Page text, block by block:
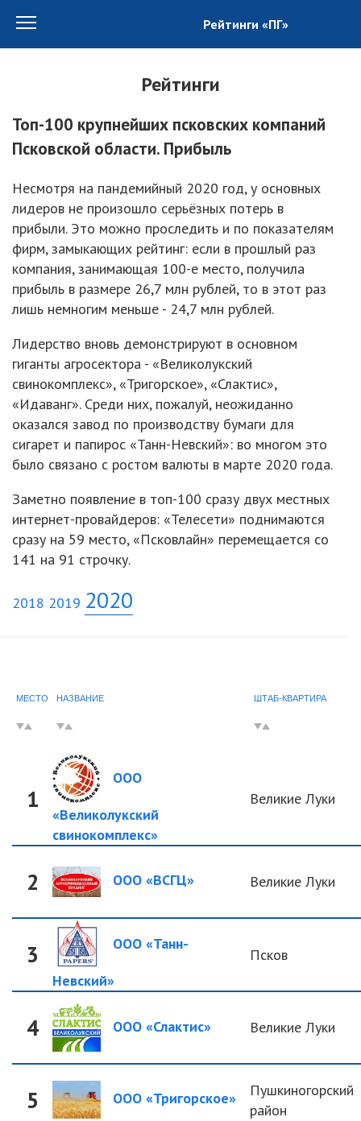
Рейтинги «ПГ»
Рейтинги
Топ-100 крупнейших псковских компаний
Псковской области. Прибыль
Несмотря на пандемийный 2020 год, у основных
лидеров не произошло серьёзных потерь в
прибыли. Это можно проследить и по показателям
фирм, замыкающих рейтинг: если в прошлый раз
компания, занимающая 100-е место, получила
прибыль в размере 26,7 млн рублей, то в этот раз
лишь немногим меньше - 24,7 млн рублей.
Лидерство вновь демонстрируют в основном
гиганты агросектора - «Великолукский
свинокомплекс», «Тригорское», «Слактис»,
«Идаванг». Среди них, пожалуй, неожиданно
оказался завод по производству бумаги для
сигарет и папирос «Танн-Невский»: во многом это
было связано с ростом валюты в марте 2020 года.
Заметно появление в топ-100 сразу двух местных
интернет-провайдеров: «Телесети» поднимаются
сразу на 59 место, «Псковлайн» перемещается со
141 на 91 строчку.
2018 2019 2020
МЕСТО НАЗВАНИЕ ШТАБ-КВАРТИРА
1
ООО
«Великолукский
свинокомплекс»
Великие Луки
2 ООО «ВСГЦ» Великие Луки
3 ООО «Танн-
Невский»
Псков
4 ООО «Слактис» Великие Луки
5 ООО «Тригорское»
Пушкиногорский
район